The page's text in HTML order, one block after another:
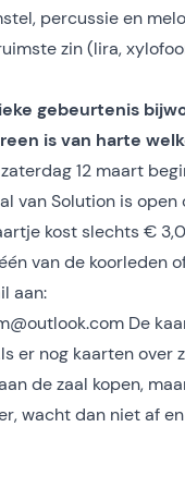
percussie en
zin (lira,
gebeurtenis
is van harte
12 maart
van Solution is open
kost slechts €
van de koorleden
aan:
De
er nog kaarten over
de zaal kopen,
wacht dan niet af